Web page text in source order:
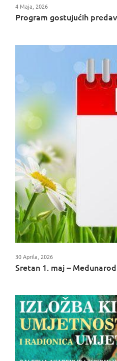
Program gostujućih
4 Maja, 2026
Sretan 1. maj –
30 Aprila, 2026